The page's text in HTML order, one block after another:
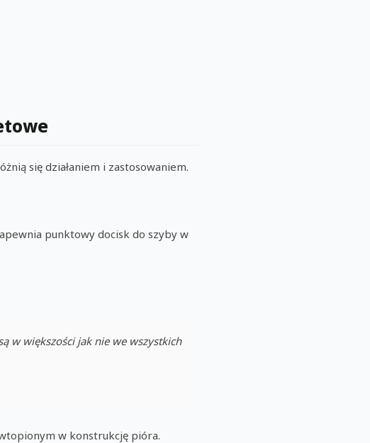
się działaniem i zastosowaniem.
punktowy docisk do szyby w
w większości jak nie we wszystkich
w konstrukcję pióra.